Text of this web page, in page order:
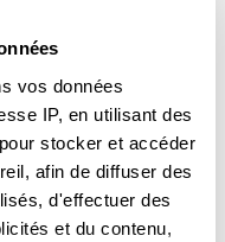
vos données
IP, en utilisant des
stocker et accéder
afin de diffuser des
d'effectuer des
et du contenu,